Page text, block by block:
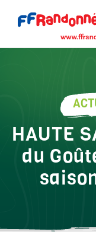
HAUTE
du